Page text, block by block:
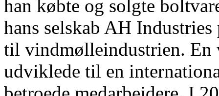
han købte og solgte
hans selskab AH
til vindmølleindustrien. En
udviklede til en